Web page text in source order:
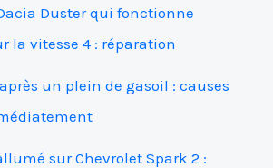
Duster qui fonctionne
la vitesse 4 : réparation
un plein de gasoil : causes
sur Chevrolet Spark 2 :